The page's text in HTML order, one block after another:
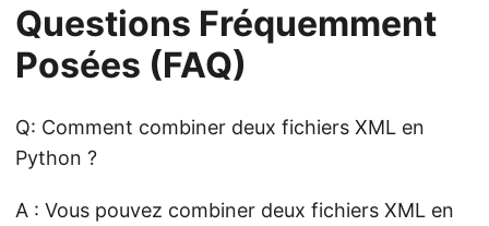
Questions Fréquemment
Posées (FAQ)
Q: Comment combiner deux fichiers XML en
Python ?
A : Vous pouvez combiner deux fichiers XML en